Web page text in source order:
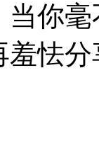
当你
怯